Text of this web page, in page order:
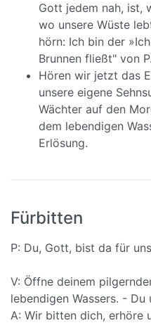
Gott jedem nah, ist,
wo unsere Wüste
hörn: Ich bin der
Brunnen fließt" von
Hören wir jetzt das
unsere eigene
Wächter auf den
dem lebendigen
Erlösung.
Fürbitten
P: Du, Gott, bist da für
V: Öffne deinem
lebendigen Wassers. - Du
A: Wir bitten dich, erhöre